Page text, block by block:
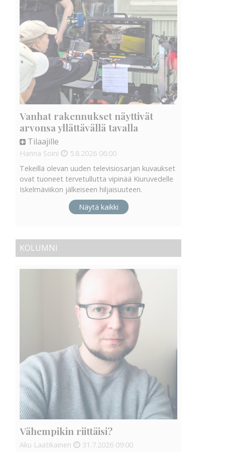
Vanhat rakennukset näyttivät
arvonsa yllättävällä tavalla
Tilaajille
Hanna Soini 5.8.2026 06:00
Tekeillä olevan uuden televisiosarjan kuvaukset
ovat tuoneet tervetullutta vipinää Kiuruvedelle
Iskelmäviikon jälkeiseen hiljaisuuteen.
Näytä kaikki
KOLUMNI
Vähempikin riittäisi?
Aku Laatikainen 31.7.2026 09:00